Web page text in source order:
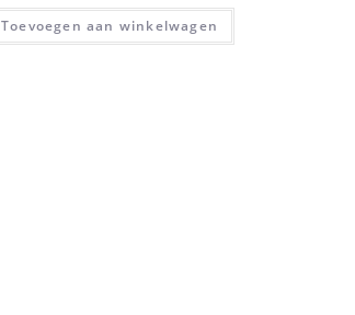
Toevoegen aan winkelwagen